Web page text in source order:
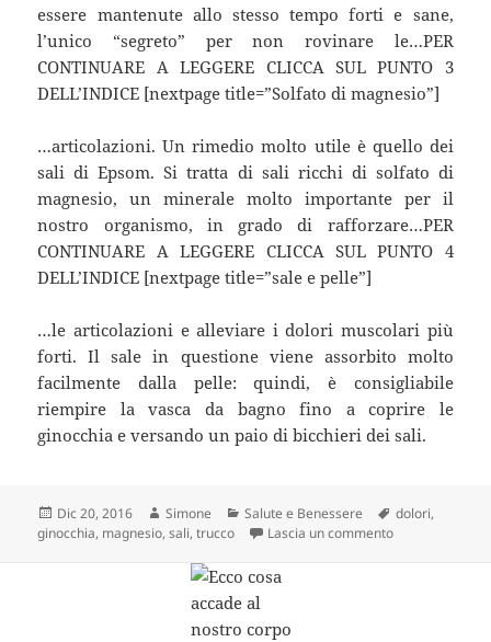
essere mantenute allo stesso tempo forti e sane,
l’unico “segreto” per non rovinare le…PER
CONTINUARE A LEGGERE CLICCA SUL PUNTO 3
DELL’INDICE [nextpage title=”Solfato di magnesio”]
…articolazioni. Un rimedio molto utile è quello dei
sali di Epsom. Si tratta di sali ricchi di solfato di
magnesio, un minerale molto importante per il
nostro organismo, in grado di rafforzare…PER
CONTINUARE A LEGGERE CLICCA SUL PUNTO 4
DELL’INDICE [nextpage title=”sale e pelle”]
…le articolazioni e alleviare i dolori muscolari più
forti. Il sale in questione viene assorbito molto
facilmente dalla pelle: quindi, è consigliabile
riempire la vasca da bagno fino a coprire le
ginocchia e versando un paio di bicchieri dei sali.
Scritto
il
Dic 20, 2016 Autore
Simone Categorie
Salute e Benessere Tag
dolori,
ginocchia, magnesio,sali,trucco Lascia un commentosu IL TRUCCO